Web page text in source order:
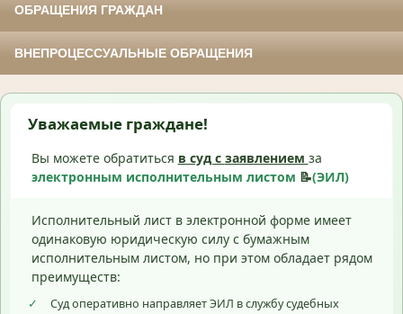
ОБРАЩЕНИЯ ГРАЖДАН
ВНЕПРОЦЕССУАЛЬНЫЕ ОБРАЩЕНИЯ
Уважаемые граждане!
Вы можете обратиться в суд с заявлением за
электронным исполнительным листом 📝(ЭИЛ)
Исполнительный лист в электронной форме имеет
одинаковую юридическую силу с бумажным
исполнительным листом, но при этом обладает рядом
преимуществ:
✓
Суд оперативно направляет ЭИЛ в службу судебных